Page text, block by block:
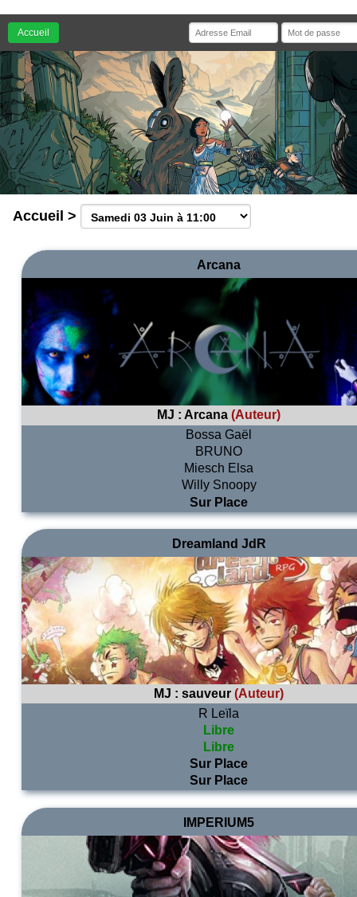
Accueil
Accueil >
Arcana
MJ : Arcana (Auteur)
Bossa Gaël
BRUNO
Miesch Elsa
Willy Snoopy
Sur Place
Dreamland JdR
MJ :sauveur (Auteur)
R Leïla
Libre
Libre
Sur Place
Sur Place
IMPERIUM5